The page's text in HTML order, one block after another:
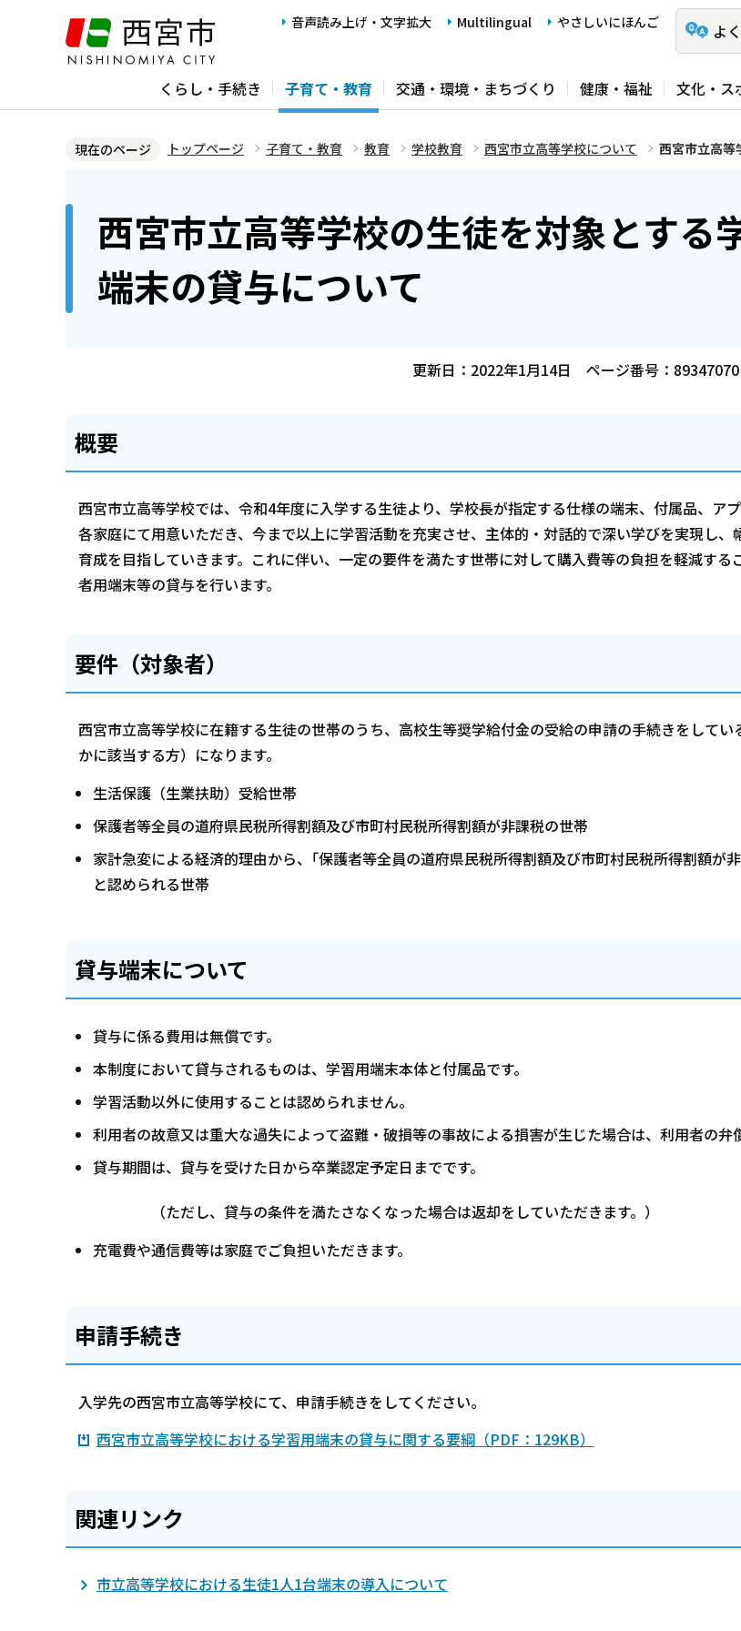
ジ
音声読み上げ・文字拡大 Multilingual やさしいにほんご よ
くらし・手続き 子育て・教育 交通・環境・まちづくり 健康・福祉 文化・ス
現在のページ トップページ 子育て・教育 教育 学校教育 西宮市立高等学校について 西宮市立高等
西宮市立高等学校の生徒を対象とする
端末の貸与について
更新日：2022年1月14日 ページ番号：89347070
概要
西宮市立高等学校では、令和4年度に入学する生徒より、学校長が指定する仕様の端末、付属品、ア
各家庭にて用意いただき、今まで以上に学習活動を充実させ、主体的・対話的で深い学びを実現し、
育成を目指していきます。これに伴い、一定の要件を満たす世帯に対して購入費等の負担を軽減する
者用端末等の貸与を行います。
要件（対象者）
西宮市立高等学校に在籍する生徒の世帯のうち、高校生等奨学給付金の受給の申請の手続きをしてい
かに該当する方）になります。
生活保護（生業扶助）受給世帯
保護者等全員の道府県民税所得割額及び市町村民税所得割額が非課税の世帯
家計急変による経済的理由から、｢保護者等全員の道府県民税所得割額及び市町村民税所得割額が
と認められる世帯
貸与端末について
貸与に係る費用は無償です。
本制度において貸与されるものは、学習用端末本体と付属品です。
学習活動以外に使用することは認められません。
利用者の故意又は重大な過失によって盗難・破損等の事故による損害が生じた場合は、利用者の弁
貸与期間は、貸与を受けた日から卒業認定予定日までです。
（ただし、貸与の条件を満たさなくなった場合は返却をしていただきます。）
充電費や通信費等は家庭でご負担いただきます。
申請手続き
入学先の西宮市立高等学校にて、申請手続きをしてください。
西宮市立高等学校における学習用端末の貸与に関する要綱（PDF：129KB）
関連リンク
市立高等学校における生徒1人1台端末の導入について